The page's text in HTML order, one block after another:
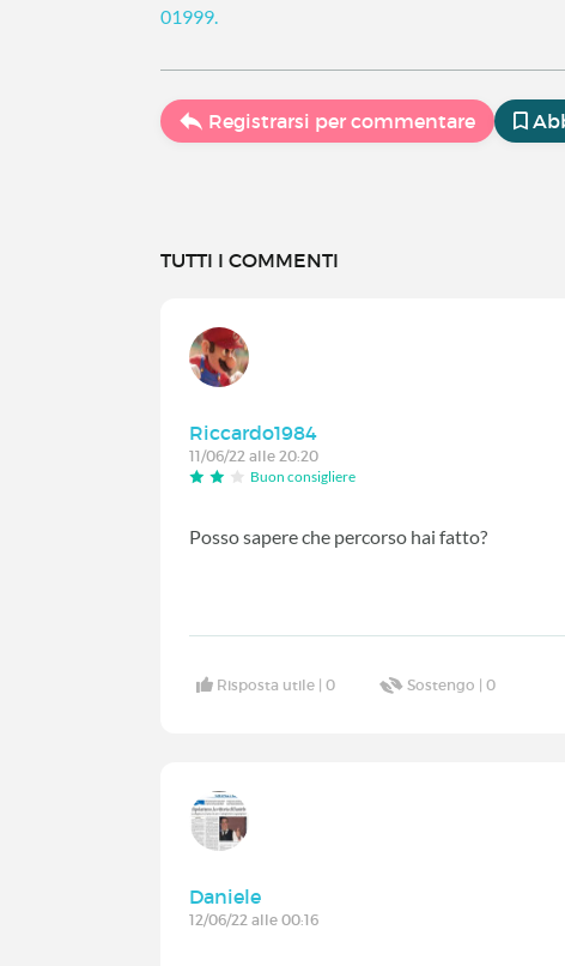
01999.
Registrarsi per commentare
TUTTI I COMMENTI
Riccardo1984
11/06/22 alle 20:20
Buon consigliere
Posso sapere che percorso hai fatto?
Risposta utile |0 Sostengo |0
Daniele
12/06/22 alle 00:16